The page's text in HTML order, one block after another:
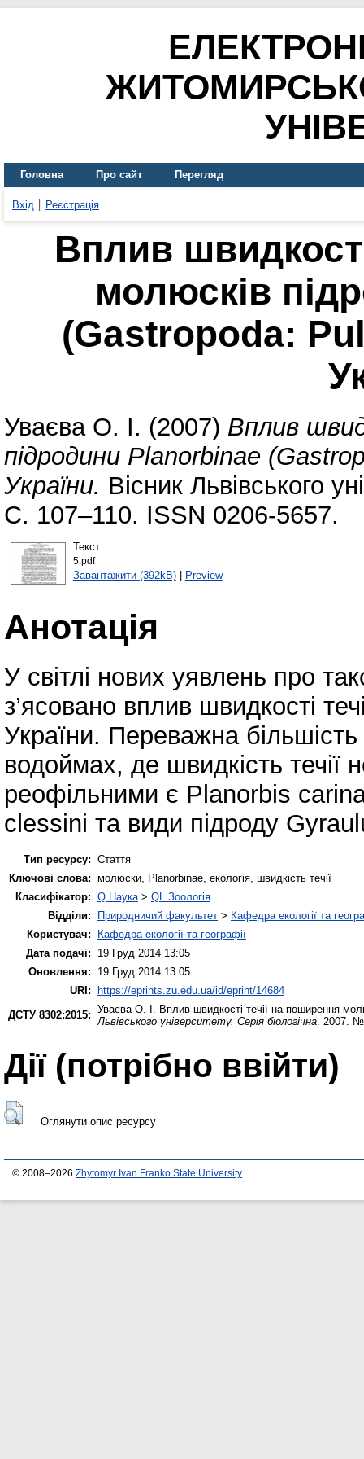
Головна Про сайт Перегляд
Вхід Реєстрація
Вплив
молюсків
(Gastropoda:
Уваєва О. І. (2007) Вплив
підродини Planorbinae
України. Вісник Львівського
С. 107–110. ISSN 0206-5657.
Текст
5.pdf
Завантажити (392kB)| Preview
Анотація
У світлі нових уявлень про
з’ясовано вплив швидкості
України. Переважна
водоймах, де швидкість
реофільними є Planorbis
clessini та види підроду
Тип ресурсу: Стаття
Ключові слова: молюски, Planorbinae, екологія, швидкість течії
Класифікатор: Q Наука > QL Зоологія
Відділи:
Природничий факультет > Кафедра екології та
Користувач:
Кафедра екології та географії
Дата подачі:
19 Груд 2014 13:05
Оновлення:
19 Груд 2014 13:05
URI: https://eprints.zu.edu.ua/id/eprint/14684
ДСТУ 8302:2015: Уваєва О. І.
Вплив швидкості течії на поширення
Львівського університету. Серія біологічна . 2007.
Дії ​​(потрібно ввійти)
Оглянути опис ресурсу
© 2008–2026 Zhytomyr Ivan Franko State University